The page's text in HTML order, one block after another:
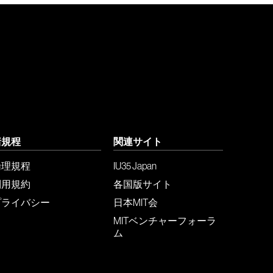
程
規程
規約
イバシー
関連サイト
IU35 Japan
各国版サイト
日本MIT会
MITベンチャーフォーラ
ム